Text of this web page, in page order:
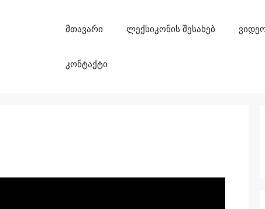
მთავარი ლექსიკონის შესახებ
კონტაქტი